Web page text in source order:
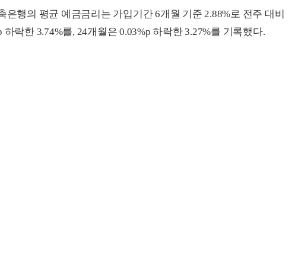
행의 평균 예금금리는 가입기간 6개월 기준 2.88%로 전주 대비
락한 3.74%를, 24개월은 0.03%p 하락한 3.27%를 기록했다.